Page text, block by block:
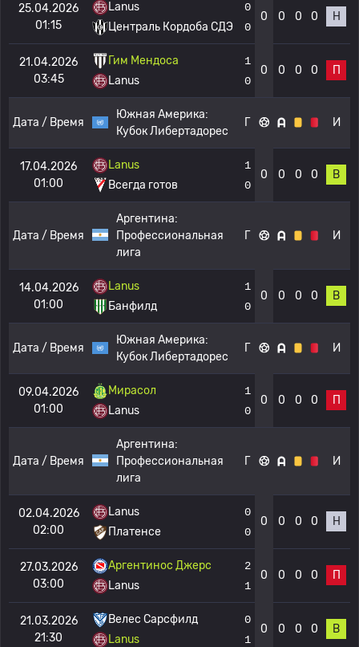
25.04.2026
01:15
Lanus
Централь Кордоба СДЭ
0
0
0 0 0 0 Н
21.04.2026
03:45
Гим Мендоса
Lanus
1
0
0 0 0 0 П
Дата / Время
Южная Америка:
Кубок Либертадорес
Г И
17.04.2026
01:00
Lanus
Всегда готов
1
0
0 0 0 0 В
Дата / Время
Аргентина:
Профессиональная
лига
Г И
14.04.2026
01:00
Lanus
Банфилд
1
0
0 0 0 0 В
Дата / Время
Южная Америка:
Кубок Либертадорес
Г И
09.04.2026
01:00
Мирасол
Lanus
1
0
0 0 0 0 П
Дата / Время
Аргентина:
Профессиональная
лига
Г И
02.04.2026
02:00
Lanus
Платенсе
0
0
0 0 0 0 Н
27.03.2026
03:00
Аргентинос Джерс
Lanus
2
1
0 0 0 0 П
21.03.2026
21:30
Велес Сарсфилд
Lanus
0
1
0 0 0 0 В